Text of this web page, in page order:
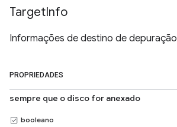
TargetInfo
Informações de destino de depuração
PROPRIEDADES
sempre que o disco for anexado
booleano